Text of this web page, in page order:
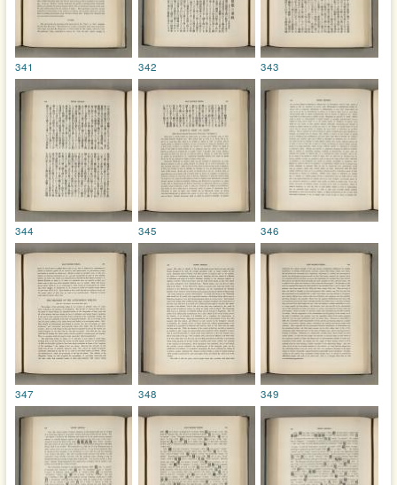
341 342 343
344 345 346
347 348 349